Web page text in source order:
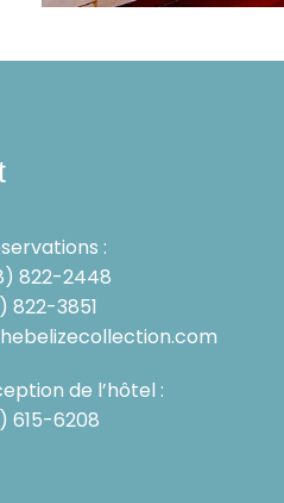
:
822-2448
822-3851
de l’hôtel :
615-6208